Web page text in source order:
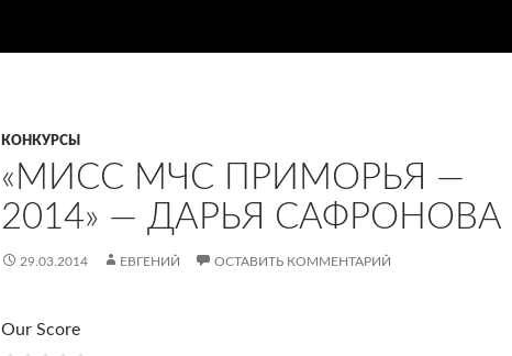
КОНКУРСЫ
«МИСС МЧС ПРИМОРЬЯ —
2014» — ДАРЬЯ САФРОНОВА
29.03.2014 ЕВГЕНИЙ ОСТАВИТЬ КОММЕНТАРИЙ
Our Score